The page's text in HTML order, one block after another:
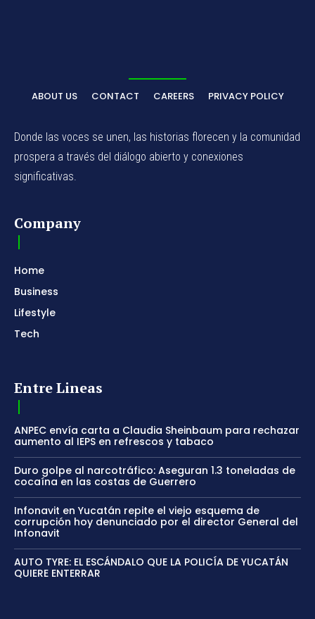
ABOUT US CONTACT CAREERS PRIVACY POLICY
Donde las voces se unen, las historias florecen y la comunidad
prospera a través del diálogo abierto y conexiones
significativas.
Company
Home
Business
Lifestyle
Tech
Entre Lineas
ANPEC envía carta a Claudia Sheinbaum para rechazar
aumento al IEPS en refrescos y tabaco
Duro golpe al narcotráfico: Aseguran 1.3 toneladas de
cocaína en las costas de Guerrero
Infonavit en Yucatán repite el viejo esquema de
corrupción hoy denunciado por el director General del
Infonavit
AUTO TYRE: EL ESCÁNDALO QUE LA POLICÍA DE YUCATÁN
QUIERE ENTERRAR